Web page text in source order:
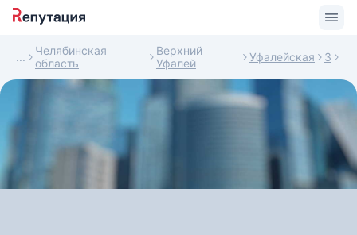
Челябинская
область
Верхний
Уфалей
Уфалейская 3